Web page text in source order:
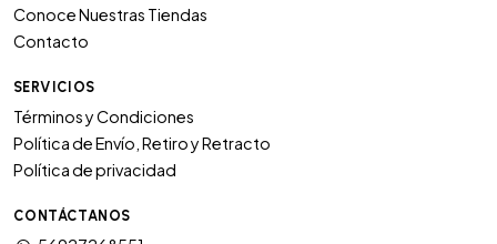
Conoce Nuestras Tiendas
Contacto
SERVICIOS
Términos y Condiciones
Política de Envío, Retiro y Retracto
Política de privacidad
CONTÁCTANOS